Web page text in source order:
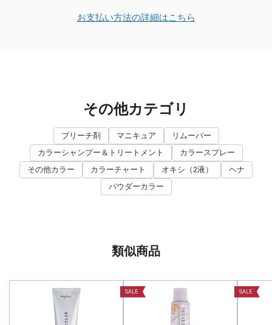
お支払い方法の詳細はこちら
その他カテゴリ
ブリーチ剤 マニキュア
リムーバー
カラーシャンプー＆トリートメント
カラースプレー
その他カラー
カラーチャート オキシ（2液）
ヘナ
パウダーカラー
類似商品
SALE SALE